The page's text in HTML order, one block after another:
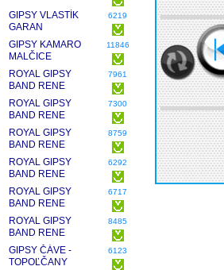
GIPSY VLASTÍK
GARAN
6219
GIPSY KAMARO
MALČICE
11846
ROYAL GIPSY
BAND RENE
BIKAR
7961
ROYAL GIPSY
BAND RENE
BIKAR
7300
ROYAL GIPSY
BAND RENE
BIKAR
8759
ROYAL GIPSY
BAND RENE
BIKAR
6292
ROYAL GIPSY
BAND RENE
BIKAR
6717
ROYAL GIPSY
BAND RENE
BIKAR
8485
GIPSY ČÁVE -
TOPOĽČANY
6123